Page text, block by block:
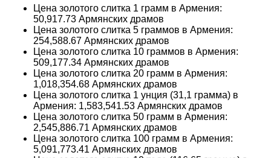
Цена золотого слитка 1 грамм в Армения:
50,917.73 Армянских драмов
Цена золотого слитка 5 граммов в Армения:
254,588.67 Армянских драмов
Цена золотого слитка 10 граммов в Армения:
509,177.34 Армянских драмов
Цена золотого слитка 20 грамм в Армения:
1,018,354.68 Армянских драмов
Цена золотого слитка 1 унция (31,1 грамма) в
Армения: 1,583,541.53 Армянских драмов
Цена золотого слитка 50 грамм в Армения:
2,545,886.71 Армянских драмов
Цена золотого слитка 100 грамм в Армения:
5,091,773.41 Армянских драмов